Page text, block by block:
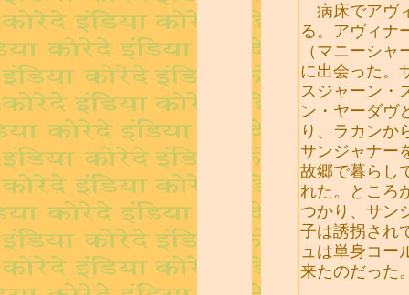
病床でアヴ
る。アヴィナ
（マニーシ
に出会った。
スジャーン・
ン・ヤーダヴ
り、ラカンか
サンジャナー
故郷で暮らし
れた。ところ
つかり、サン
子は誘拐され
ュは単身コー
来たのだった